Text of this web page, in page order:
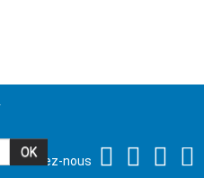
Suivez-nous